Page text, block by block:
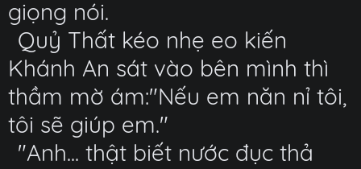
giọng nói.
Quỷ Thất kéo nhẹ eo kiến
Khánh An sát vào bên mình thì
thầm mờ ám:"Nếu em năn nỉ tôi,
tôi sẽ giúp em."
"Anh... thật biết nước đục thả